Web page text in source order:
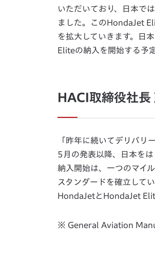
いただいており、日本で
ました。このHondaJet
を拡大していきます。日
Eliteの納入を開始する予定
HACI取締役社長
「昨年に続いてデリバリ
5月の発表以降、日本を
納入開始は、一つのマイ
スタンダードを確立して
HondaJetとHondaJet
※ General Aviation